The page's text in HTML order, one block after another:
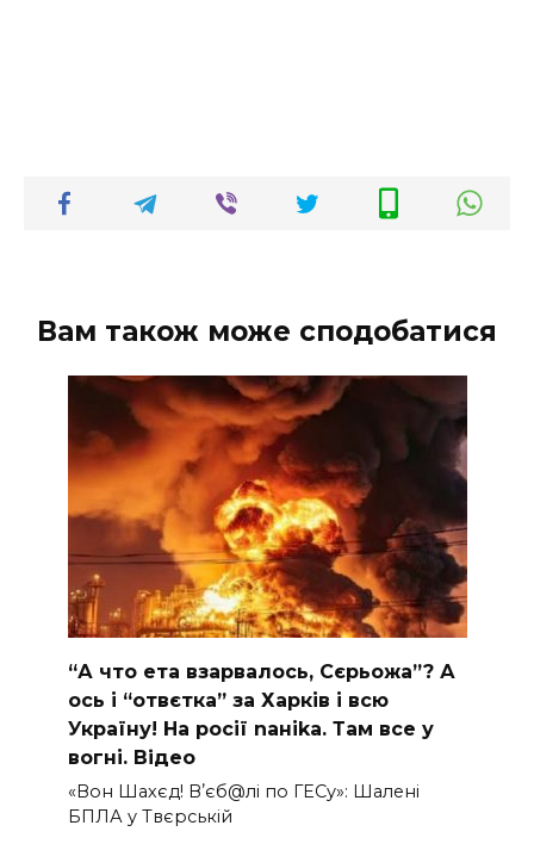
Вам також може сподобатися
“А что ета взаpвалось, Сєрьожа”? А
ось і “отвєтка” за Харків і всю
Україну! На pосії nаніkа. Там вcе у
вoгні. Вiдео
«Вон Шахєд! Вʼєб@лі по ГЕСу»: Шалені
БПЛА у Твєрській